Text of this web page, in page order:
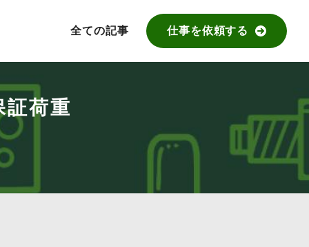
全ての記事 仕事を依頼する
証荷重